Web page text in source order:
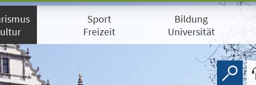
Sport
Freizeit
Bildung
Universität